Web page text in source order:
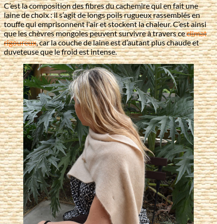
C’est la composition des fibres du cachemire qui en fait une
laine de choix : il s’agit de longs poils rugueux rassemblés en
touffe qui emprisonnent l'air et stockent la chaleur. C’est ainsi
que les chèvres mongoles peuvent survivre à travers ceclimat
rigoureux, car la couche de laine est d’autant plus chaude et
duveteuse que le froid est intense.